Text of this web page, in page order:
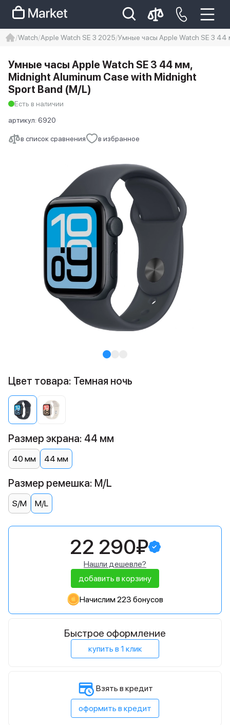
Iphone 14 pro max
айфон 14
Watch Apple Watch SE 3 2025 Умные часы Apple Watch SE 3 44
в список сравнения в избранное
Умные часы Apple Watch SE 3 44 мм,
Midnight Aluminum Case with Midnight
Sport Band (M/L)
Есть в наличии
артикул: 6920
Цвет товара: Темная ночь
Размер экрана: 44 мм
40 мм 44 мм
Размер ремешка: M/L
S/M M/L
22 290₽
Нашли дешевле?
добавить в корзину
Начислим 223 бонусов
Быстрое оформление
купить в 1 клик
Взять в кредит
оформить в кредит